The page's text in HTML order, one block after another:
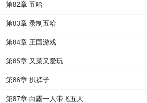
第82章 五哈
第83章 录制五哈
第84章 王国游戏
第85章 又菜又爱玩
第86章 扒裤子
第87章 白露一人带飞五人